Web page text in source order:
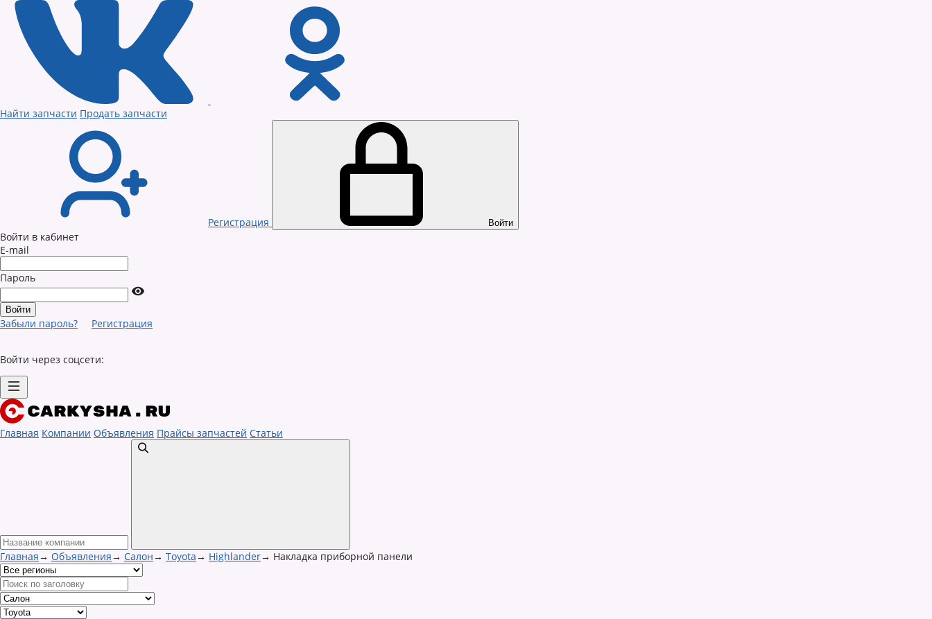
Найти запчасти Продать запчасти
Регистрация Войти
Войти в кабинет
E-mail
Пароль
Забыли пароль? Регистрация
Войти через соцсети:
Главная Компании Объявления Прайсы запчастей Статьи
Главная→ Объявления→ Салон→ Toyota→ Highlander→ Накладка приборной панели